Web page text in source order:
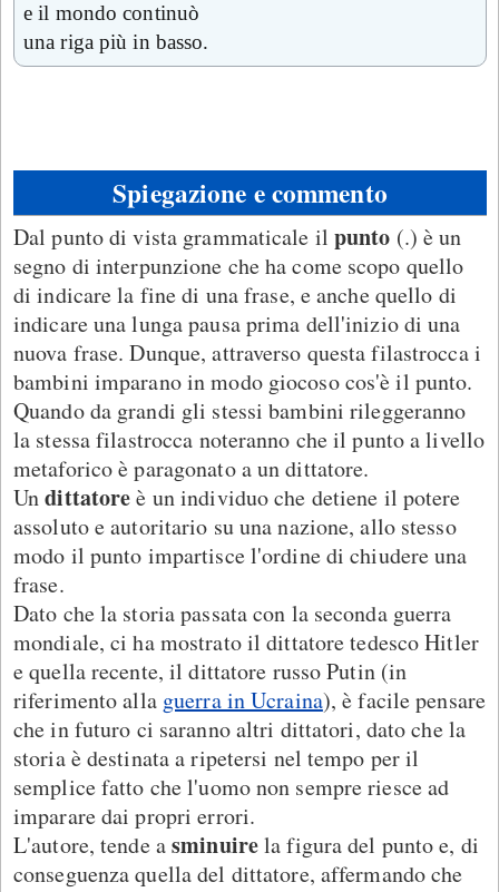
e il mondo continuò
una riga più in basso.
Spiegazione e commento
Dal punto di vista grammaticale il punto (.) è un
segno di interpunzione che ha come scopo quello
di indicare la fine di una frase, e anche quello di
indicare una lunga pausa prima dell'inizio di una
nuova frase. Dunque, attraverso questa filastrocca i
bambini imparano in modo giocoso cos'è il punto.
Quando da grandi gli stessi bambini rileggeranno
la stessa filastrocca noteranno che il punto a livello
metaforico è paragonato a un dittatore.
Undittatoreè un individuo che detiene il potere
assoluto e autoritario su una nazione, allo stesso
modo il punto impartisce l'ordine di chiudere una
frase.
Dato che la storia passata con la seconda guerra
mondiale, ci ha mostrato il dittatore tedesco Hitler
e quella recente, il dittatore russo Putin (in
riferimento alla guerra in Ucraina), è facile pensare
che in futuro ci saranno altri dittatori, dato che la
storia è destinata a ripetersi nel tempo per il
semplice fatto che l'uomo non sempre riesce ad
imparare dai propri errori.
L'autore, tende asminuirela figura del punto e, di
conseguenza quella del dittatore, affermando che